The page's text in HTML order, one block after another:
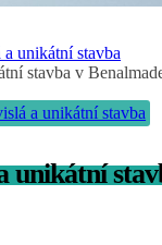
unikátní stavba
stavba v
a unikátní stavba
unikátní